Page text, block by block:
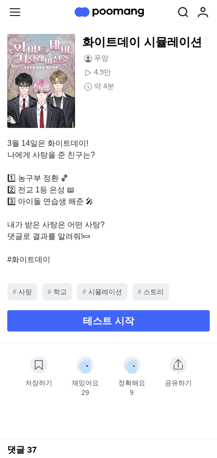
화이트데이 시뮬레이션
푸망
4.9만
약 4분
3월 14일은 화이트데이!
나에게 사탕을 준 친구는?
1️⃣ 농구부 정환 🏀
2️⃣ 전교 1등 은성 📖
3️⃣ 아이돌 연습생 해준 🎤
내가 받은 사탕은 어떤 사탕?
댓글로 결과를 알려줘!🍬
#화이트데이
# 사랑 # 학교 # 시뮬레이션 # 스토리
테스트 시작
저장하기
재밌어요
29
정확해요
9
공유하기
댓글 37